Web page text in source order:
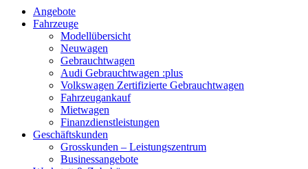
Angebote
Fahrzeuge
Modellübersicht
Neuwagen
Gebrauchtwagen
Audi Gebrauchtwagen :plus
Volkswagen Zertifizierte Gebrauchtwagen
Fahrzeugankauf
Mietwagen
Finanzdienstleistungen
Geschäftskunden
Grosskunden – Leistungszentrum
Businessangebote